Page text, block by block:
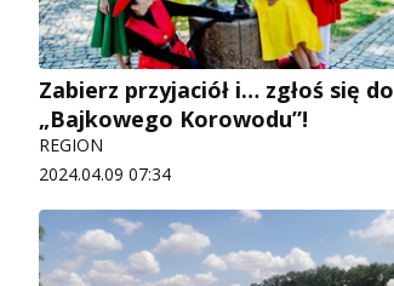
Zabierz przyjaciół i… zgłoś się do
„Bajkowego Korowodu”!
REGION
2024.04.09 07:34